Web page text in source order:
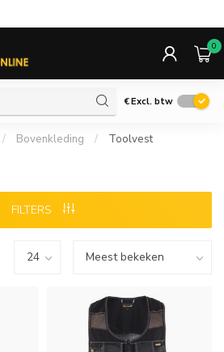
0
€Excl. btw
/ Bovenkleding / Toolvest
FILTERS